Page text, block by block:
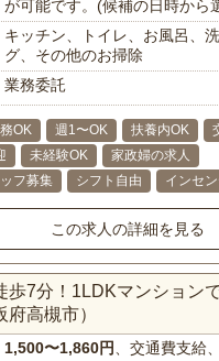
が可能です。(候補の日時から
キッチン、トイレ、お風呂、
グ、その他のお掃除
業務委託
OK 週1〜OK 扶養内OK
未経験OK
家政婦の求人
フ募集
シフト自由 インセ
この求人の詳細を見る
歩7分！1LDKマンション
高槻市）
1,500〜1,860円 、交通費支給